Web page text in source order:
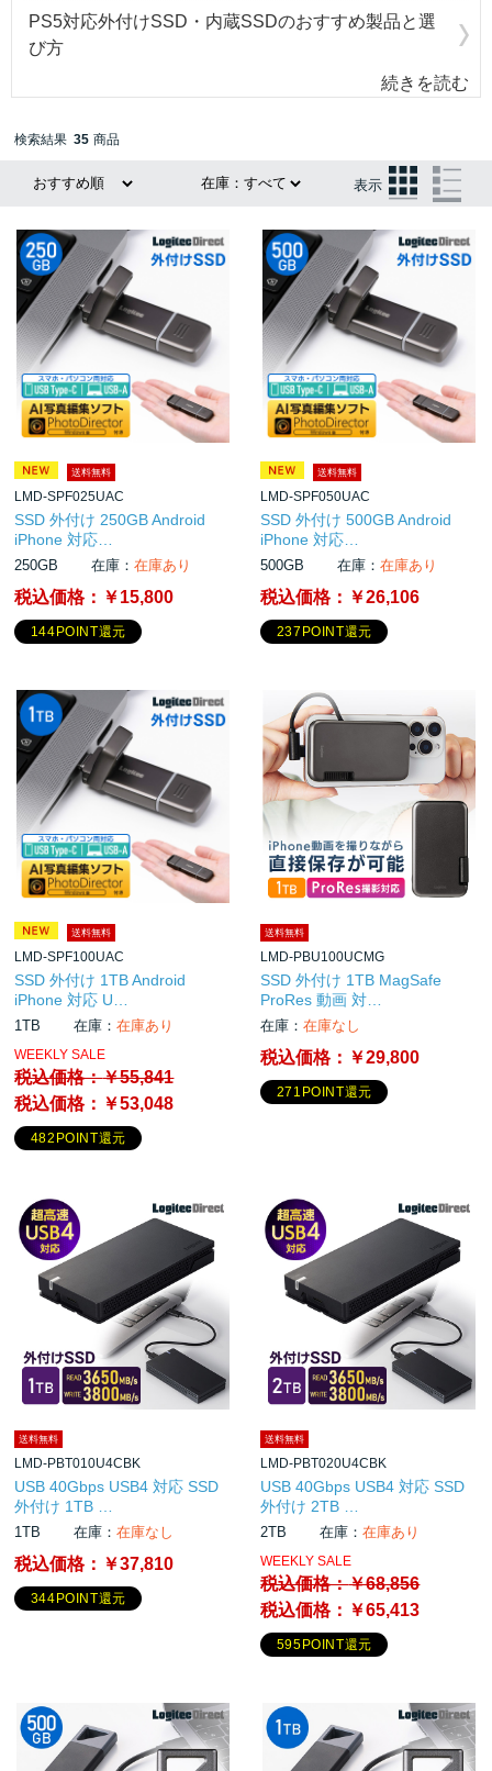
PS5対応外付けSSD・内蔵SSDのおすすめ製品と選
び方
続きを読む
表示
検索結果 35 商品
送料無料
LMD-SPF025UAC
SSD 外付け 250GB Android
iPhone 対応…
250GB 在庫：在庫あり
税込価格： ￥15,800
144POINT還元
送料無料
LMD-SPF050UAC
SSD 外付け 500GB Android
iPhone 対応…
500GB 在庫：在庫あり
税込価格： ￥26,106
237POINT還元
送料無料
LMD-SPF100UAC
SSD 外付け 1TB Android
iPhone 対応 U…
1TB 在庫：在庫あり
WEEKLY SALE
税込価格：￥55,841
税込価格： ￥53,048
482POINT還元
送料無料
LMD-PBU100UCMG
SSD 外付け 1TB MagSafe
ProRes 動画 対…
在庫：在庫なし
税込価格： ￥29,800
271POINT還元
送料無料
LMD-PBT010U4CBK
USB 40Gbps USB4 対応 SSD
外付け 1TB …
1TB 在庫：在庫なし
税込価格： ￥37,810
344POINT還元
送料無料
LMD-PBT020U4CBK
USB 40Gbps USB4 対応 SSD
外付け 2TB …
2TB 在庫：在庫あり
WEEKLY SALE
税込価格：￥68,856
税込価格： ￥65,413
595POINT還元